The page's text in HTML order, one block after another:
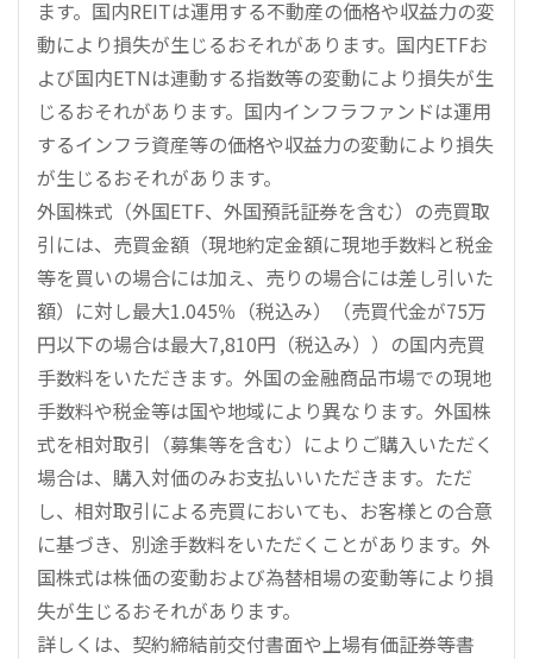
ます。国内REITは運用する不動産の価格や収益力の変
動により損失が生じるおそれがあります。国内ETFお
よび国内ETNは連動する指数等の変動により損失が生
じるおそれがあります。国内インフラファンドは運用
するインフラ資産等の価格や収益力の変動により損失
が生じるおそれがあります。
外国株式（外国ETF、外国預託証券を含む）の売買取
引には、売買金額（現地約定金額に現地手数料と税金
等を買いの場合には加え、売りの場合には差し引いた
額）に対し最大1.045％（税込み）（売買代金が75万
円以下の場合は最大7,810円（税込み））の国内売買
手数料をいただきます。外国の金融商品市場での現地
手数料や税金等は国や地域により異なります。外国株
式を相対取引（募集等を含む）によりご購入いただく
場合は、購入対価のみお支払いいただきます。ただ
し、相対取引による売買においても、お客様との合意
に基づき、別途手数料をいただくことがあります。外
国株式は株価の変動および為替相場の変動等により損
失が生じるおそれがあります。
詳しくは、契約締結前交付書面や上場有価証券等書